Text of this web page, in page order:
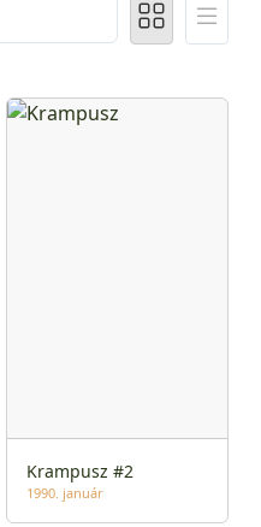
Krampusz #2
1990. január